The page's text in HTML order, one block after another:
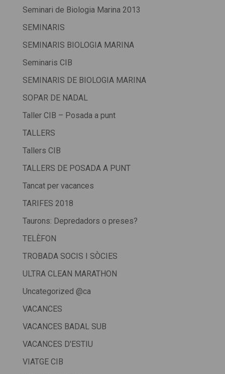
Seminari de Biologia Marina 2013
SEMINARIS
SEMINARIS BIOLOGIA MARINA
Seminaris CIB
SEMINARIS DE BIOLOGIA MARINA
SOPAR DE NADAL
Taller CIB – Posada a punt
TALLERS
Tallers CIB
TALLERS DE POSADA A PUNT
Tancat per vacances
TARIFES 2018
Taurons: Depredadors o preses?
TELÈFON
TROBADA SOCIS I SÒCIES
ULTRA CLEAN MARATHON
Uncategorized @ca
VACANCES
VACANCES BADAL SUB
VACANCES D'ESTIU
VIATGE CIB